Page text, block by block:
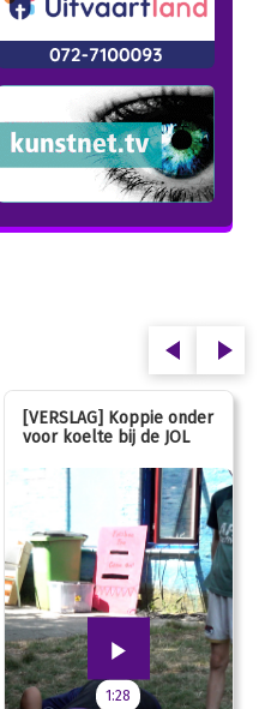
[VERSLAG] Koppie onder
voor koelte bij de JOL
1:28